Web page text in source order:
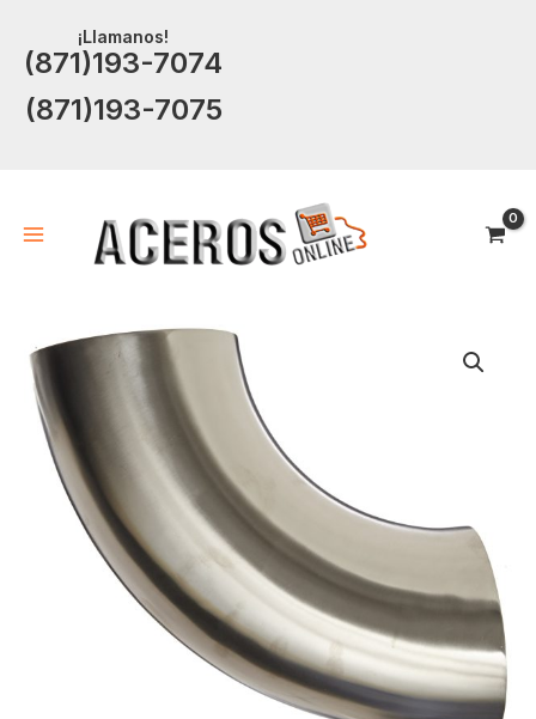
contenido
¡Llamanos!
(871)193-7074
(871)193-7075